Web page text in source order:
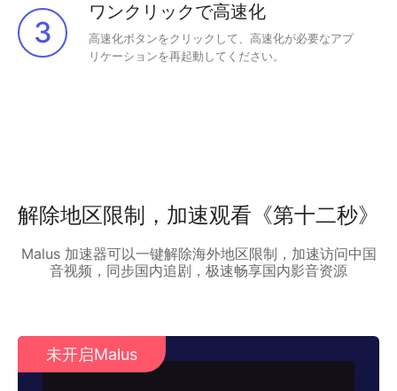
3
ワンクリックで高速化
高速化ボタンをクリックして、高速化が必要なアプ
リケーションを再起動してください。
解除地区限制，加速观看《第十二秒》
Malus 加速器可以一键解除海外地区限制，加速访问中国
音视频，同步国内追剧，极速畅享国内影音资源
未开启Malus